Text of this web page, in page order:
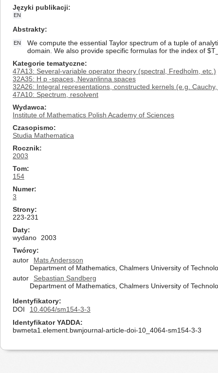
Języki publikacji
EN
Abstrakty
EN
We compute the essential Taylor spectrum of a tuple of
domain. We also provide specific formulas for the index of
Kategorie tematyczne
47A13: Several-variable operator theory (spectral, Fredholm, etc.)
32A35: H p -spaces, Nevanlinna spaces
32A26: Integral representations, constructed kernels (e.g.
47A10: Spectrum, resolvent
Wydawca
Institute of Mathematics Polish Academy of Sciences
Czasopismo
Studia Mathematica
Rocznik
2003
Tom
154
Numer
3
Strony
223-231
Daty
wydano
2003
Twórcy
autor
Mats Andersson
Department of Mathematics, Chalmers University of
autor
Sebastian Sandberg
Department of Mathematics, Chalmers University of
Identyfikatory
DOI
10.4064/sm154-3-3
Identyfikator YADDA
bwmeta1.element.bwnjournal-article-doi-10_4064-sm154-3-3